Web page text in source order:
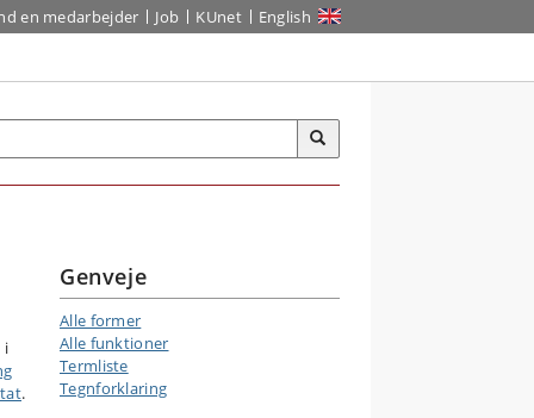
en medarbejder Job KUnet English
i
.
Genveje
Alle former
Alle funktioner
Termliste
Tegnforklaring